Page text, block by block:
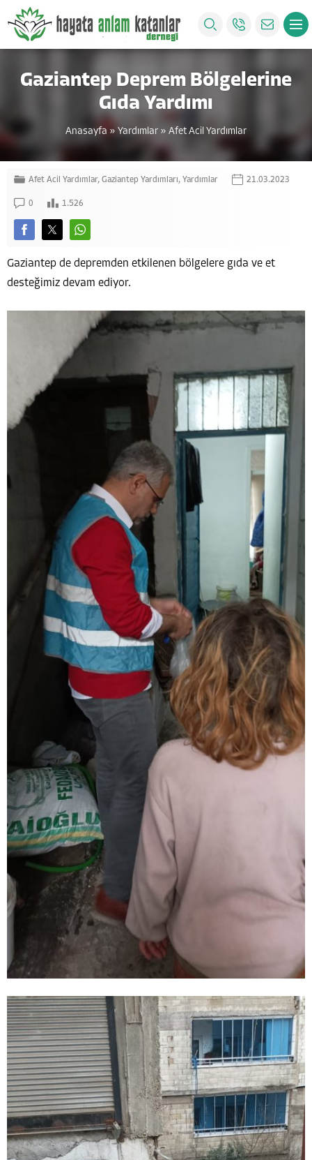
Gaziantep Deprem Bölgelerine
Gıda Yardımı
Anasayfa » Yardımlar » Afet Acil Yardımlar
Afet Acil Yardımlar, Gaziantep Yardımları, Yardımlar 21.03.2023
0 1.526
Gaziantep de depremden etkilenen bölgelere gıda ve et
desteğimiz devam ediyor.